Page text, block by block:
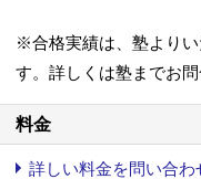
※合格実績は、塾より
す。詳しくは塾までお問
料金
詳しい料金を問い合わ